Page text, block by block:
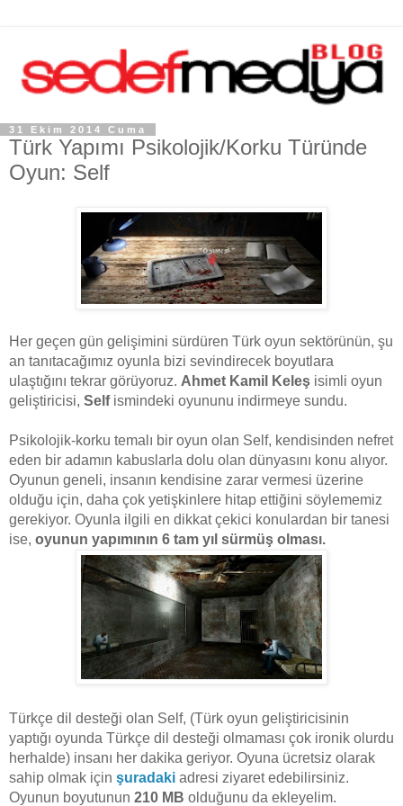
31 Ekim 2014 Cuma
Türk Yapımı Psikolojik/Korku Türünde
Oyun: Self
Her geçen gün gelişimini sürdüren Türk oyun sektörünün, şu
an tanıtacağımız oyunla bizi sevindirecek boyutlara
ulaştığını tekrar görüyoruz. Ahmet Kamil Keleş isimli oyun
geliştiricisi, Self ismindeki oyununu indirmeye sundu.
Psikolojik-korku temalı bir oyun olan Self, kendisinden nefret
eden bir adamın kabuslarla dolu olan dünyasını konu alıyor.
Oyunun geneli, insanın kendisine zarar vermesi üzerine
olduğu için, daha çok yetişkinlere hitap ettiğini söylememiz
gerekiyor. Oyunla ilgili en dikkat çekici konulardan bir tanesi
ise, oyunun yapımının 6 tam yıl sürmüş olması.
Türkçe dil desteği olan Self, (Türk oyun geliştiricisinin
yaptığı oyunda Türkçe dil desteği olmaması çok ironik olurdu
herhalde) insanı her dakika geriyor. Oyuna ücretsiz olarak
sahip olmak için şuradaki adresi ziyaret edebilirsiniz.
Oyunun boyutunun 210 MB olduğunu da ekleyelim.